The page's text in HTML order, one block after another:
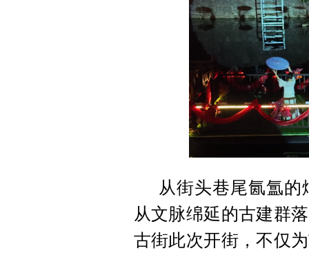
从街头巷尾氤氲
从文脉绵延的古建群
古街此次开街，不仅